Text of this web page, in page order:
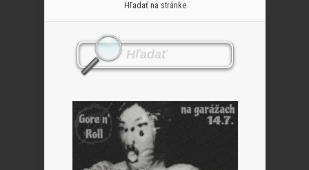
Hľadať na stránke